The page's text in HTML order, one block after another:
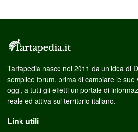
Tartapedia nasce nel 2011 da un’idea di
semplice forum, prima di cambiare le sue
oggi, a tutti gli effetti un portale di
reale ed attiva sul territorio italiano.
Link utili